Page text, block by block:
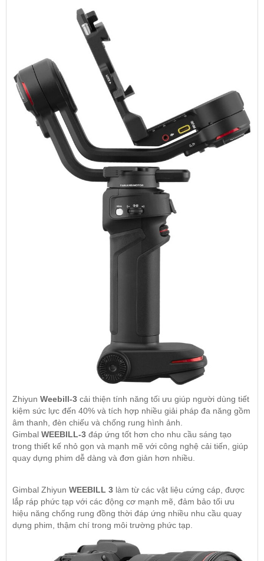
Zhiyun Weebill-3 cải thiện tính năng tối ưu giúp người dùng tiết
kiệm sức lực đến 40% và tích hợp nhiều giải pháp đa năng gồm
âm thanh, đèn chiếu và chống rung hình ảnh.
Gimbal WEEBILL-3 đáp ứng tốt hơn cho nhu cầu sáng tạo
trong thiết kế nhỏ gọn và mạnh mẽ với công nghệ cải tiến, giúp
quay dựng phim dễ dàng và đơn giản hơn nhiều.
Gimbal Zhiyun WEEBILL 3 làm từ các vật liệu cứng cáp, được
lắp ráp phức tạp với các động cơ mạnh mẽ, đảm bảo tối ưu
hiệu năng chống rung đồng thời đáp ứng nhiều nhu cầu quay
dựng phim, thậm chí trong môi trường phức tạp.